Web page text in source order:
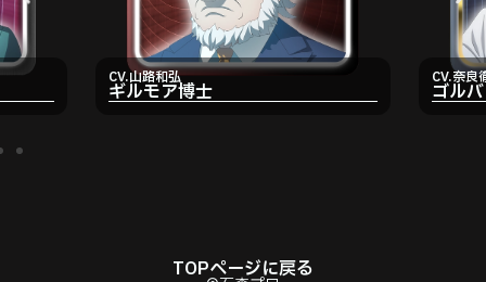
CV.山路和弘
ギルモア博士
CV.奈良
ゴル
TOPページに戻る